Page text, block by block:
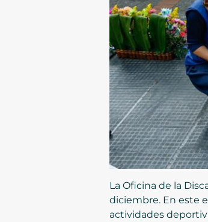
La Oficina de la
diciembre. En este
actividades